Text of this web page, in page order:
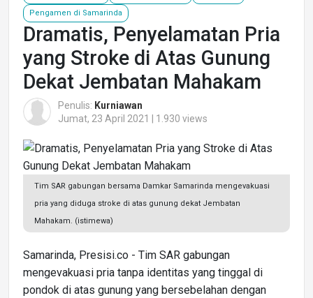
Pengamen di Samarinda
Dramatis, Penyelamatan Pria
yang Stroke di Atas Gunung
Dekat Jembatan Mahakam
Penulis: Kurniawan
Jumat, 23 April 2021 | 1.930 views
Tim SAR gabungan bersama Damkar Samarinda mengevakuasi
pria yang diduga stroke di atas gunung dekat Jembatan
Mahakam. (istimewa)
Samarinda, Presisi.co - Tim SAR gabungan
mengevakuasi pria tanpa identitas yang tinggal di
pondok di atas gunung yang bersebelahan dengan